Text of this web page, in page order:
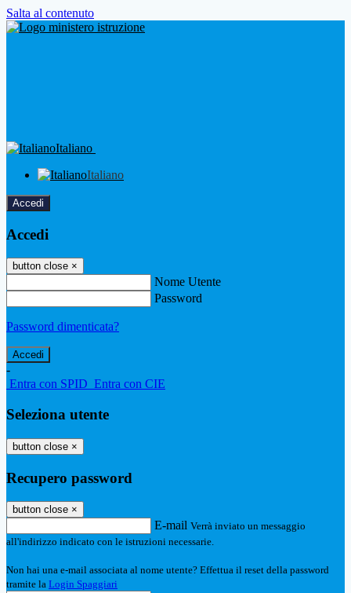
Salta al contenuto
Italiano
Italiano
Accedi
Accedi
button close ×
Nome Utente
Password
Password dimenticata?
-
Entra con SPID Entra con CIE
Seleziona utente
button close ×
Recupero password
button close ×
E-mail Verrà inviato un messaggio
all'indirizzo indicato con le istruzioni necessarie.
Non hai una e-mail associata al nome utente? Effettua il reset della password
tramite la Login Spaggiari